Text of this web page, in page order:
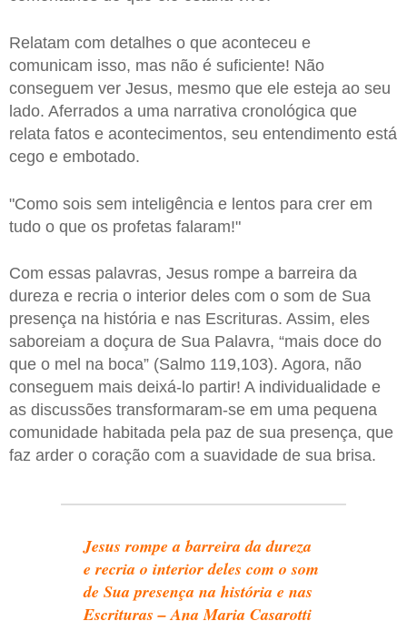
Relatam com detalhes o que aconteceu e
comunicam isso, mas não é suficiente! Não
conseguem ver Jesus, mesmo que ele esteja ao seu
lado. Aferrados a uma narrativa cronológica que
relata fatos e acontecimentos, seu entendimento está
cego e embotado.
"Como sois sem inteligência e lentos para crer em
tudo o que os profetas falaram!"
Com essas palavras, Jesus rompe a barreira da
dureza e recria o interior deles com o som de Sua
presença na história e nas Escrituras. Assim, eles
saboreiam a doçura de Sua Palavra, “mais doce do
que o mel na boca” (Salmo 119,103). Agora, não
conseguem mais deixá-lo partir! A individualidade e
as discussões transformaram-se em uma pequena
comunidade habitada pela paz de sua presença, que
faz arder o coração com a suavidade de sua brisa.
Jesus rompe a barreira da dureza
e recria o interior deles com o som
de Sua presença na história e nas
Escrituras – Ana Maria Casarotti